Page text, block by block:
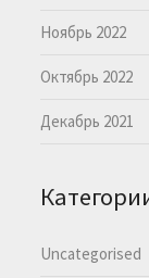
Ноябрь 2022
Октябрь 2022
Декабрь 2021
Uncategorised